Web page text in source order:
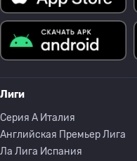
Лиги
Серия A Италия
Английская Премьер Лига
Ла Лига Испания